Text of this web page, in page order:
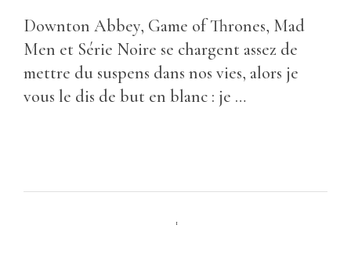
Downton Abbey, Game of Thrones, Mad
Men et Série Noire se chargent assez de
mettre du suspens dans nos vies, alors je
vous le dis de but en blanc : je …
1